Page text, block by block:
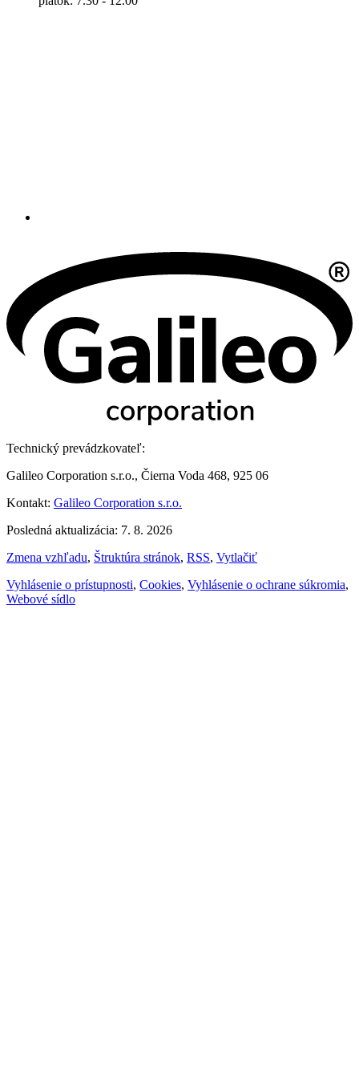
Technický prevádzkovateľ:
Galileo Corporation s.r.o., Čierna Voda 468, 925 06
Kontakt: Galileo Corporation s.r.o.
Posledná aktualizácia: 7. 8. 2026
Zmena vzhľadu, Štruktúra stránok, RSS, Vytlačiť
Vyhlásenie o prístupnosti, Cookies, Vyhlásenie o ochrane súkromia,
Webové sídlo